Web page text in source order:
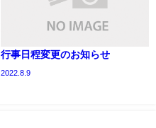
行事日程変更のお知らせ
2022.8.9